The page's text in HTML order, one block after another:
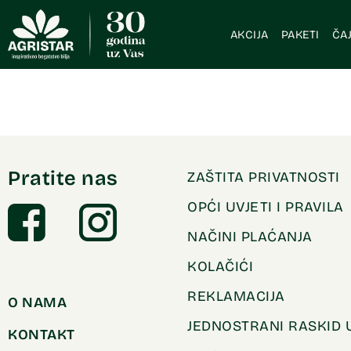
AKCIJA PAKETI
Pratite nas
O NAMA
KONTAKT
ZAŠTITA PRIVATNOSTI
OPĆI UVJETI I PRAVILA
NAČINI PLAĆANJA
KOLAČIĆI
REKLAMACIJA
JEDNOSTRANI RASKID